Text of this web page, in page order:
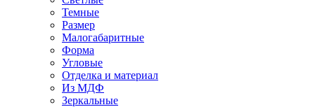
Темные
Размер
Малогабаритные
Форма
Угловые
Отделка и материал
Из МДФ
Зеркальные